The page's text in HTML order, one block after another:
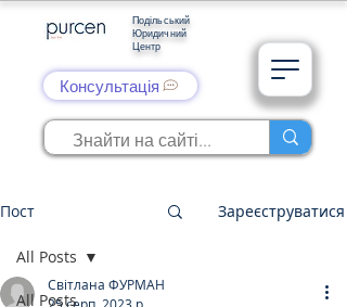
Подільський
Юридичний
Центр
Консультація
Пост Зареєструватися
All Posts
All Posts
Світлана ФУРМАН